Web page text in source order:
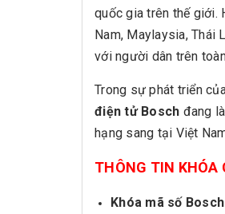
quốc gia trên thế giới.
Nam, Maylaysia, Thái
với người dân trên
Trong sự phát triển
điện tử Bosch đang
hạng sang tại Việt
THÔNG TIN KHÓA
Khóa mã số Bosch